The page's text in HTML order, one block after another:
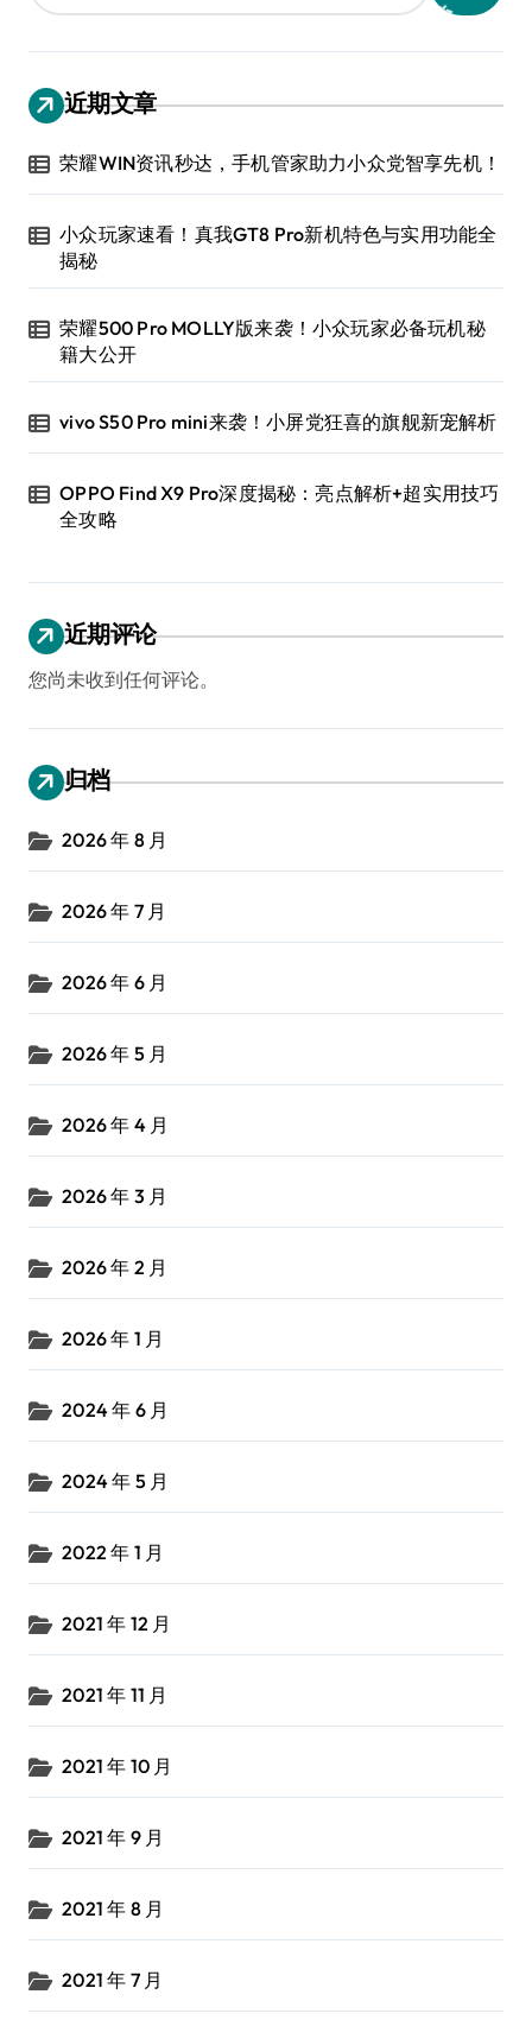
近期文章
荣耀WIN资讯秒达，手机管家助力小众党智享先机！
小众玩家速看！真我GT8 Pro新机特色与实用功能全
揭秘
荣耀500 Pro MOLLY版来袭！小众玩家必备玩机秘
籍大公开
vivo S50 Pro mini来袭！小屏党狂喜的旗舰新宠解析
OPPO Find X9 Pro深度揭秘：亮点解析+超实用技巧
全攻略
近期评论
您尚未收到任何评论。
归档
2026 年 8 月
2026 年 7 月
2026 年 6 月
2026 年 5 月
2026 年 4 月
2026 年 3 月
2026 年 2 月
2026 年 1 月
2024 年 6 月
2024 年 5 月
2022 年 1 月
2021 年 12 月
2021 年 11 月
2021 年 10 月
2021 年 9 月
2021 年 8 月
2021 年 7 月